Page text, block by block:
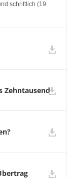
schriftlich (19
Zehntausend